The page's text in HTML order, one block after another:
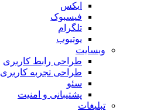
ایکس
فیسبوک
تلگرام
یوتیوب
وبسایت
طراحی رابط کاربری
طراحی تجربه کاربری
سئو
پشتیبانی و امنیت
تبلیغات